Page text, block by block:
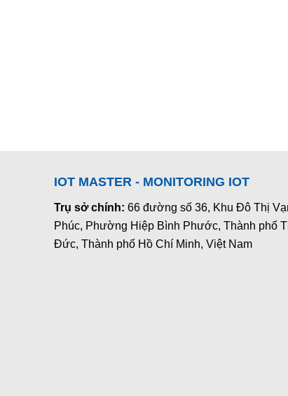
IOT MASTER - MONITORING IOT
Trụ sở chính: 66 đường số 36, Khu Đô Thị
Phúc, Phường Hiệp Bình Phước, Thành phố
Đức, Thành phố Hồ Chí Minh, Việt Nam